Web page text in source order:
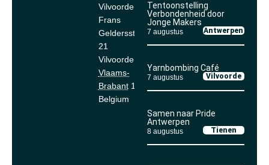
Vilvoorde
Frans
Geldersstraat
21
Vilvoorde,
Vlaams-
Brabant 1800
Belgium
Tentoonstelling
Verbondenheid door
Jonge Makers
7 augustus Antwerpen
Yarnbombing Café
7 augustus Vilvoorde
Samen naar Pride
Antwerpen
8 augustus Tienen